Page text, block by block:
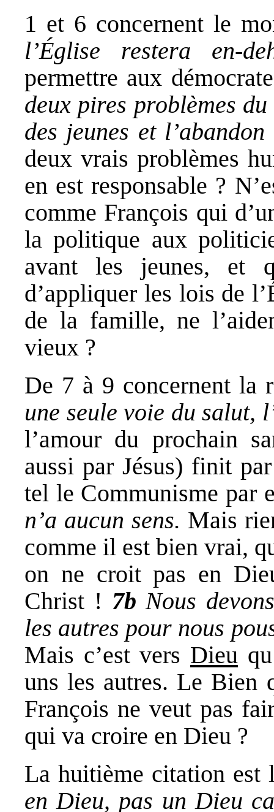
1 et 6 concernent le
l’Église restera en-
permettre aux
deux pires problèmes
des jeunes et
deux vrais problèmes
en est responsable ?
comme François qui
la politique aux
avant les jeunes, et
d’appliquer les lois de
de la famille, ne
vieux ?
De 7 à 9 concernent la
une seule voie du salut,
l’amour du prochain
aussi par Jésus) finit
tel le Communisme par
n’a aucun sens. Mais
comme il est bien vrai,
on ne croit pas en
Christ ! 7b Nous
les autres pour nous
Mais c’est vers Dieu
uns les autres. Le Bien
François ne veut pas
qui va croire en Dieu ?
La huitième citation est
en Dieu, pas un Dieu